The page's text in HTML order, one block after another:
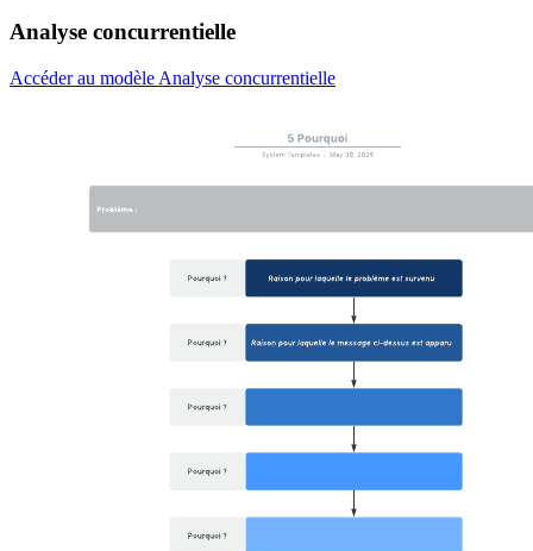
Analyse concurrentielle
Accéder au modèle Analyse concurrentielle